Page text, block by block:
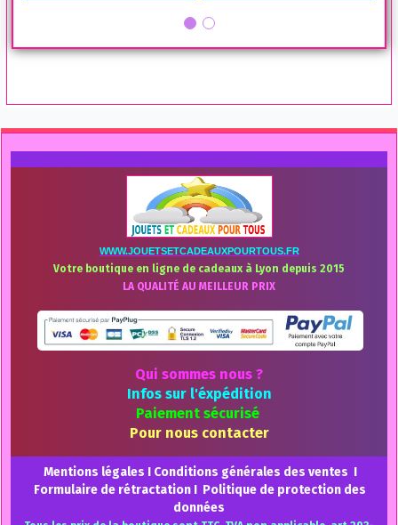
WWW.JOUETSETCADEAUXPOURTOUS.FR
Votre boutique en ligne de cadeaux à Lyon depuis 2015
LA QUALITÉ AU MEILLEUR PRIX
Qui sommes nous ?
Infos sur l'éxpédition
Paiement sécurisé
Pour nous contacter
Mentions légales I Conditions générales des ventes I
Formulaire de rétractation I Politique de protection des
données